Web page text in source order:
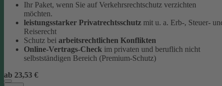
Ihr Paket, wenn Sie auf Verkehrsrechtschutz verzichten
möchten.
leistungsstarker Privatrechtsschutz mit u. a. Erb-, Steuer-
Reiserecht
Schutz bei arbeitsrechtlichen Konflikten
Online-Vertrags-Check im privaten und beruflich nicht
selbstständigen Bereich (Premium-Schutz)
ab 23,53 €